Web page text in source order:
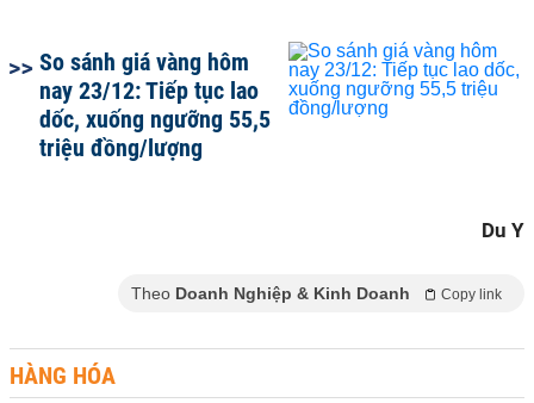
So sánh giá vàng hôm
nay 23/12: Tiếp tục lao
dốc, xuống ngưỡng 55,5
triệu đồng/lượng
Du Y
Theo Doanh Nghiệp & Kinh Doanh Copy link
HÀNG HÓA